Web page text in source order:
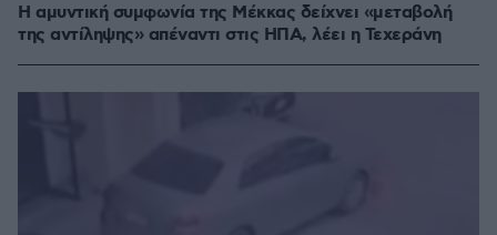
Η αμυντική συμφωνία της Μέκκας δείχνει «μεταβολή
της αντίληψης» απέναντι στις ΗΠΑ, λέει η Τεχεράνη